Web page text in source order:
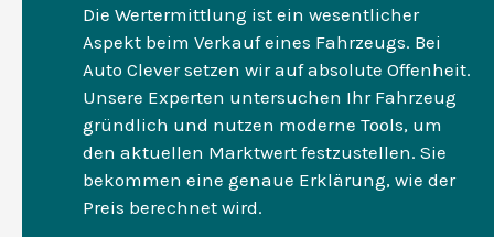
Die Wertermittlung ist ein wesentlicher
Aspekt beim Verkauf eines Fahrzeugs. Bei
Auto Clever setzen wir auf absolute Offenheit.
Unsere Experten untersuchen Ihr Fahrzeug
gründlich und nutzen moderne Tools, um
den aktuellen Marktwert festzustellen. Sie
bekommen eine genaue Erklärung, wie der
Preis berechnet wird.